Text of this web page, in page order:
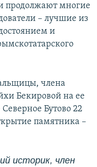
продолжают многие
– лучшие из
и
члена
Бекировой на ее
Бутово 22
памятника –
историк, член